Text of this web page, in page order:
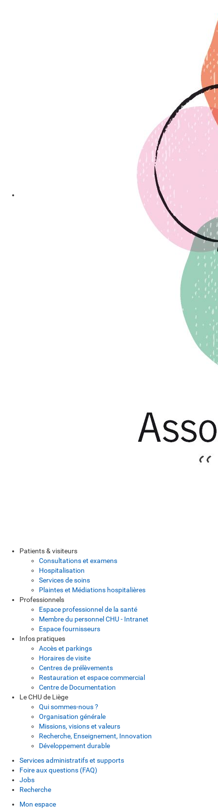
Patients & visiteurs
Consultations et examens
Hospitalisation
Services de soins
Plaintes et Médiations hospitalières
Professionnels
Espace professionnel de la santé
Membre du personnel CHU - Intranet
Espace fournisseurs
Infos pratiques
Accès et parkings
Horaires de visite
Centres de prélèvements
Restauration et espace commercial
Centre de Documentation
Le CHU de Liège
Qui sommes-nous ?
Organisation générale
Missions, visions et valeurs
Recherche, Enseignement, Innovation
Développement durable
Services administratifs et supports
Foire aux questions (FAQ)
Jobs
Recherche
Mon espace